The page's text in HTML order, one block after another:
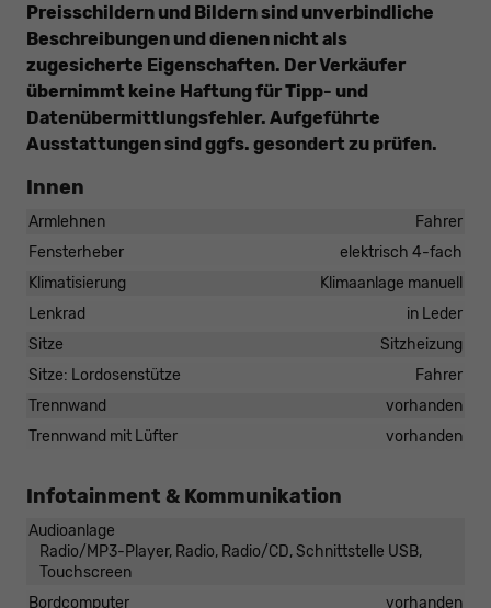
Preisschildern und Bildern sind unverbindliche
Beschreibungen und dienen nicht als
zugesicherte Eigenschaften. Der Verkäufer
übernimmt keine Haftung für Tipp- und
Datenübermittlungsfehler. Aufgeführte
Ausstattungen sind ggfs. gesondert zu prüfen.
Innen
Armlehnen
Fahrer
Fensterheber
elektrisch 4-fach
Klimatisierung
Klimaanlage manuell
Lenkrad
in Leder
Sitze
Sitzheizung
Sitze: Lordosenstütze
Fahrer
Trennwand
vorhanden
Trennwand mit Lüfter
vorhanden
Infotainment & Kommunikation
Audioanlage
Radio/MP3-Player, Radio, Radio/CD, Schnittstelle USB,
Touchscreen
Bordcomputer
vorhanden